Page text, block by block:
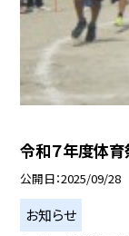
令和７年度体
公開日 2025/09/28
お知らせ